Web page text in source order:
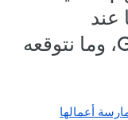
عند
Google، وما نتوقعه